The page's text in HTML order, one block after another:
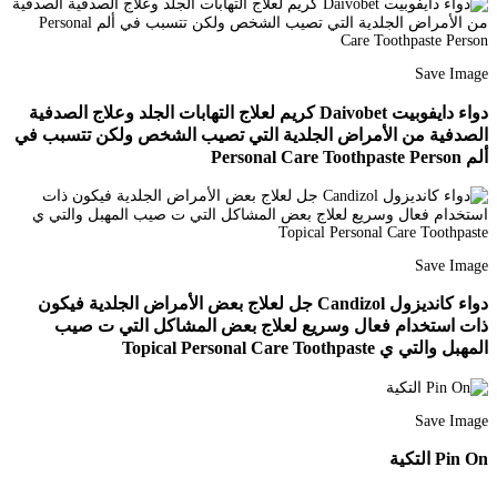
Save Image
دواء دايفوبيت Daivobet كريم لعلاج التهابات الجلد وعلاج الصدفية
الصدفية من الأمراض الجلدية التي تصيب الشخص ولكن تتسبب في
ألم Personal Care Toothpaste Person
Save Image
دواء كانديزول Candizol جل لعلاج بعض الأمراض الجلدية فيكون
ذات استخدام فعال وسريع لعلاج بعض المشاكل التي ت صيب
المهبل والتي ي Topical Personal Care Toothpaste
Save Image
Pin On التكية